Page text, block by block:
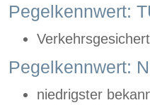
Pegelkennwert:
Pegelkennwert:
niedrigster